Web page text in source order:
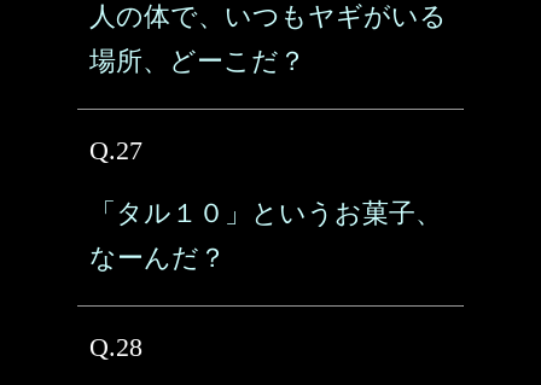
人の体で、いつもヤギがいる
場所、どーこだ？
Q.27
「タル１０」というお菓子、
なーんだ？
Q.28